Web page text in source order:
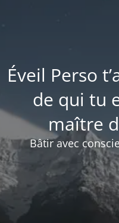
Éveil Perso
de qui tu
maître
Bâtir avec